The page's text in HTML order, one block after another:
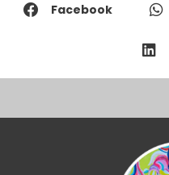
Facebook